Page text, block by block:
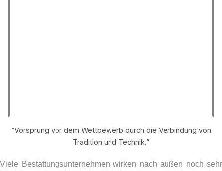
“Vorsprung vor dem Wettbewerb durch die Verbindung von
Tradition und Technik.”
Viele Bestattungsunternehmen wirken nach außen noch sehr